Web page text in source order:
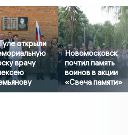
открыли
врачу
Новомосковск
почтил память
воинов в акции
«Свеча памяти»